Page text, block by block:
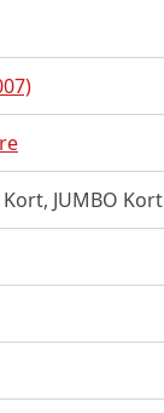
JUMBO Kort